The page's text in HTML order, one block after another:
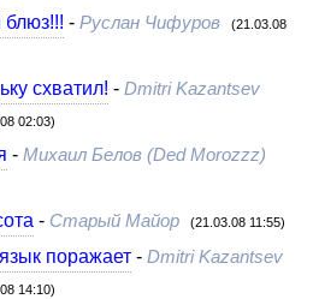
- Руслан Чифуров (21.03.08
схватил! - Dmitri Kazantsev
02:03)
-Михаил Белов (Ded Morozzz)
- Старый Майор (21.03.08 11:55)
поражает- Dmitri Kazantsev
14:10)